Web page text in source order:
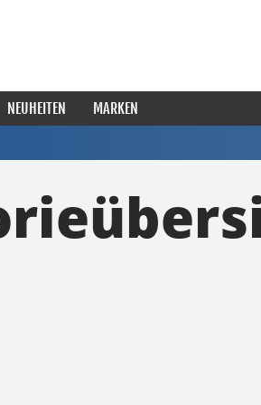
NEUHEITEN
MARKEN